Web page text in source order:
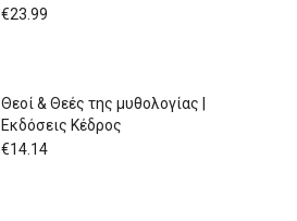
€23.99
Θεοί & Θεές της μυθολογίας |
Εκδόσεις Κέδρος
€14.14